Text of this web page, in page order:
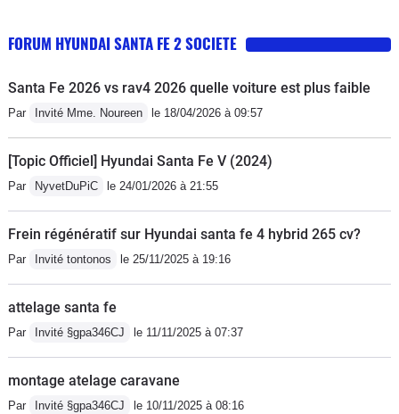
FORUM HYUNDAI SANTA FE 2 SOCIETE
Santa Fe 2026 vs rav4 2026 quelle voiture est plus faible
Par Invité Mme. Noureen le 18/04/2026 à 09:57
[Topic Officiel] Hyundai Santa Fe V (2024)
Par NyvetDuPiC le 24/01/2026 à 21:55
Frein régénératif sur Hyundai santa fe 4 hybrid 265 cv?
Par Invité tontonos le 25/11/2025 à 19:16
attelage santa fe
Par Invité §gpa346CJ le 11/11/2025 à 07:37
montage atelage caravane
Par Invité §gpa346CJ le 10/11/2025 à 08:16